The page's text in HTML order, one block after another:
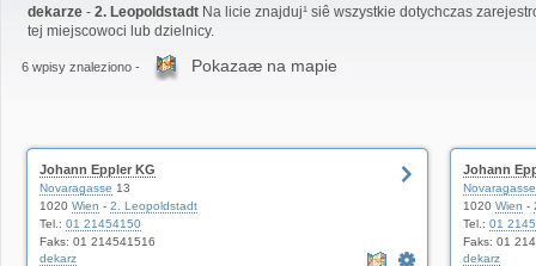
dekarze - 2. Leopoldstadt Na licie znajduj¹ siê wszystkie dotychczas
tej miejscowoci lub dzielnicy.
6 wpisy znaleziono - Pokazaæ na mapie
Johann Eppler KG
Novaragasse 13
1020 Wien - 2. Leopoldstadt
Tel.: 01 21454150
Faks: 01 214541516
dekarz
Johann
Novaragasse
1020 Wien -
Tel.: 01
Faks: 01
dekarz